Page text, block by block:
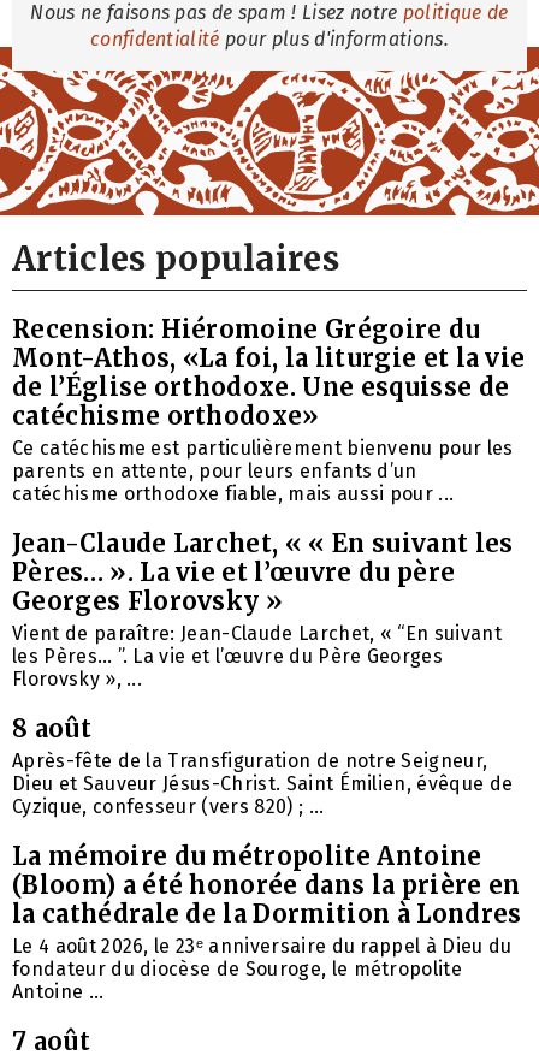
Nous ne faisons pas de spam ! Lisez notre politique de
confidentialité pour plus d'informations.
Articles populaires
Recension: Hiéromoine Grégoire du
Mont-Athos, «La foi, la liturgie et la vie
de l’Église orthodoxe. Une esquisse de
catéchisme orthodoxe»
Ce catéchisme est particulièrement bienvenu pour les
parents en attente, pour leurs enfants d’un
catéchisme orthodoxe fiable, mais aussi pour ...
Jean-Claude Larchet, « « En suivant les
Pères… ». La vie et l’œuvre du père
Georges Florovsky »
Vient de paraître: Jean-Claude Larchet, « “En suivant
les Pères… ”. La vie et l’œuvre du Père Georges
Florovsky », ...
8 août
Après-fête de la Transfiguration de notre Seigneur,
Dieu et Sauveur Jésus-Christ. Saint Émilien, évêque de
Cyzique, confesseur (vers 820) ; ...
La mémoire du métropolite Antoine
(Bloom) a été honorée dans la prière en
la cathédrale de la Dormition à Londres
Le 4 août 2026, le 23ᵉ anniversaire du rappel à Dieu du
fondateur du diocèse de Souroge, le métropolite
Antoine ...
7 août